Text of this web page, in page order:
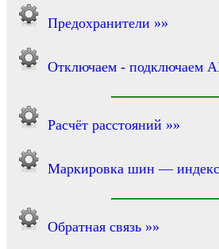
Предохранители »»
Отключаем - подключаем
Расчёт расстояний »»
Маркировка шин —
Обратная связь »»